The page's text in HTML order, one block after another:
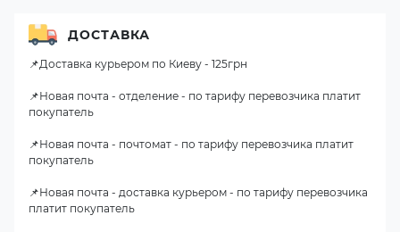
ДОСТАВКА
📌Доставка курьером по Киеву - 125грн
📌Новая почта - отделение - по тарифу перевозчика платит
покупатель
📌Новая почта - почтомат - по тарифу перевозчика платит
покупатель
📌Новая почта - доставка курьером - по тарифу перевозчика
платит покупатель